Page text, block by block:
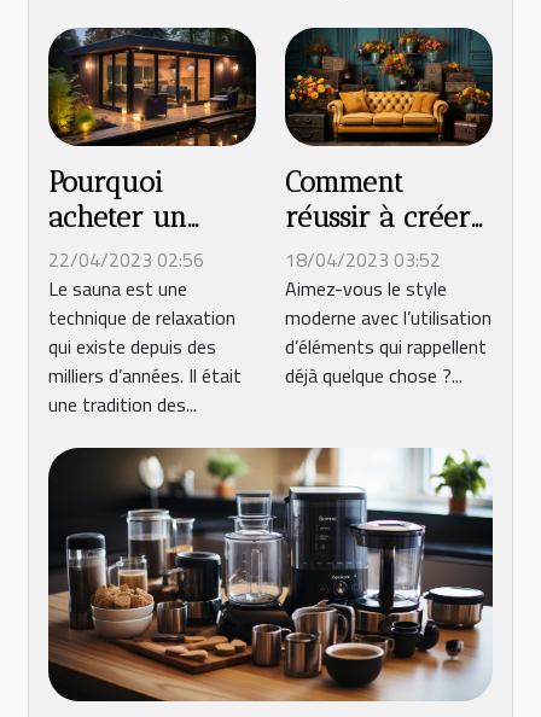
Pourquoi
acheter un
sauna extérieur
?
22/04/2023 02:56
Le sauna est une
technique de relaxation
qui existe depuis des
milliers d’années. Il était
une tradition des...
Comment
réussir à créer
un style vintage
à l'intérieur ?
18/04/2023 03:52
Aimez-vous le style
moderne avec l’utilisation
d’éléments qui rappellent
déjà quelque chose ?...